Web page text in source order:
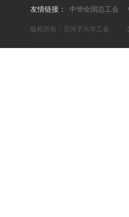
友情链接： 中华全国总工会
版权所有：石河子大学工会